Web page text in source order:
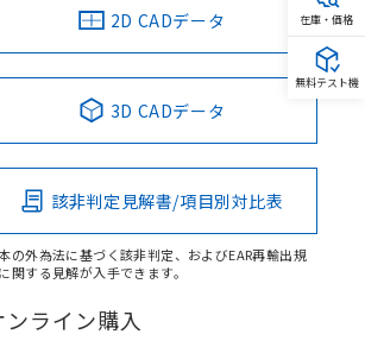
2D CADデータ
3D CADデータ
該非判定見解書/項目別対比表
の外為法に基づく該非判定、およびEAR再輸出規
関する見解が入手できます。
ンライン購入
在庫・価格
無料テスト機